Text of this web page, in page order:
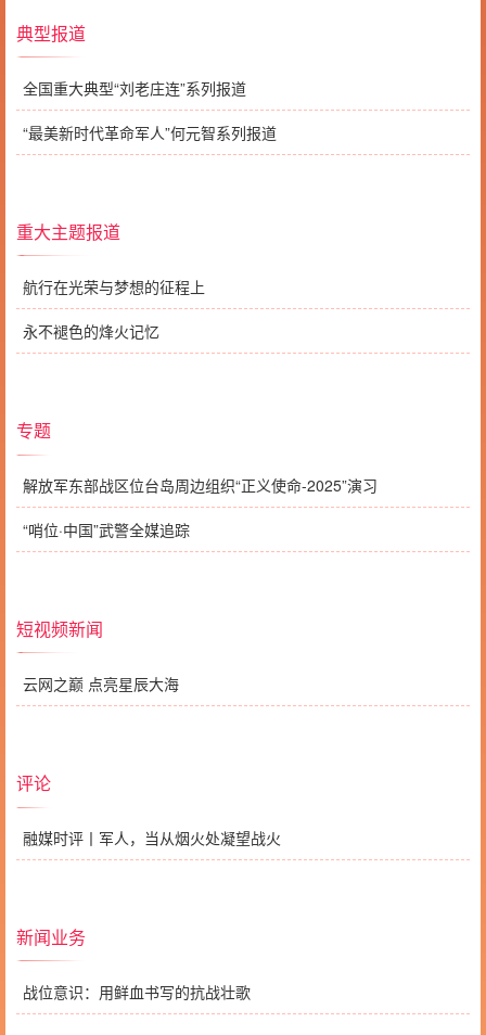
典型报道
全国重大典型“刘老庄连”系列报道
“最美新时代革命军人”何元智系列报道
重大主题报道
航行在光荣与梦想的征程上
永不褪色的烽火记忆
专题
解放军东部战区位台岛周边组织“正义使命-2025”演习
“哨位·中国”武警全媒追踪
短视频新闻
云网之巅 点亮星辰大海
评论
融媒时评丨军人，当从烟火处凝望战火
新闻业务
战位意识：用鲜血书写的抗战壮歌